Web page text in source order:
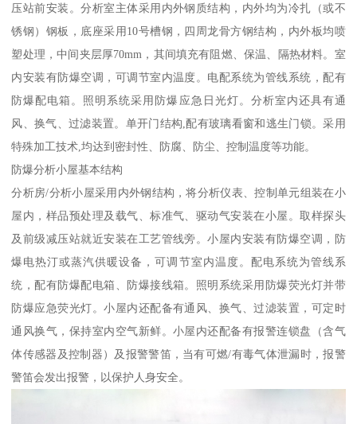
压站前安装。分析室主体采用内外钢质结构，内外均为冷扎（或不
锈钢）钢板，底座采用10号槽钢，四周龙骨方钢结构，内外板均喷
塑处理，中间夹层厚70mm，其间填充有阻燃、保温、隔热材料。室
内安装有防爆空调，可调节室内温度。电配系统为管线系统，配有
防爆配电箱。照明系统采用防爆应急日光灯。分析室内还具有通
风、换气、过滤装置。单开门结构,配有玻璃看窗和逃生门锁。采用
特殊加工技术,均达到密封性、防腐、防尘、控制温度等功能。
防爆分析小屋基本结构
分析房/分析小屋采用内外钢结构，将分析仪表、控制单元组装在小
屋内，样品预处理及载气、标准气、驱动气安装在小屋。取样探头
及前级减压站就近安装在工艺管线旁。小屋内安装有防爆空调，防
爆电热汀或蒸汽供暖设备，可调节室内温度。配电系统为管线系
统，配有防爆配电箱、防爆接线箱。照明系统采用防爆荧光灯并带
防爆应急荧光灯。小屋内还配备有通风、换气、过滤装置，可定时
通风换气，保持室内空气新鲜。小屋内还配备有报警连锁盘（含气
体传感器及控制器）及报警警笛，当有可燃/有毒气体泄漏时，报警
警笛会发出报警，以保护人身安全。